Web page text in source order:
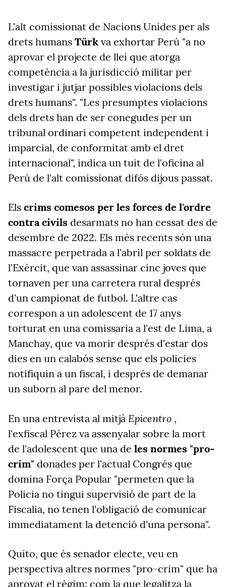
L'alt comissionat de Nacions Unides per als
drets humans Türk va exhortar Perú "a no
aprovar el projecte de llei que atorga
competència a la jurisdicció militar per
investigar i jutjar possibles violacions dels
drets humans". "Les presumptes violacions
dels drets han de ser conegudes per un
tribunal ordinari competent independent i
imparcial, de conformitat amb el dret
internacional", indica un tuit de l'oficina al
Perú de l'alt comissionat difós dijous passat.
Els crims comesos per les forces de l'ordre
contra civils desarmats no han cessat des de
desembre de 2022. Els més recents són una
massacre perpetrada a l'abril per soldats de
l'Exèrcit, que van assassinar cinc joves que
tornaven per una carretera rural després
d'un campionat de futbol. L'altre cas
correspon a un adolescent de 17 anys
torturat en una comissaria a l'est de Lima, a
Manchay, que va morir després d'estar dos
dies en un calabós sense que els policies
notifiquin a un fiscal, i després de demanar
un suborn al pare del menor.
En una entrevista al mitjà Epicentro ,
l'exfiscal Pérez va assenyalar sobre la mort
de l'adolescent que una de les normes "pro-
crim" donades per l'actual Congrés que
domina Força Popular "permeten que la
Policia no tingui supervisió de part de la
Fiscalia, no tenen l'obligació de comunicar
immediatament la detenció d'una persona".
Quito, que és senador electe, veu en
perspectiva altres normes "pro-crim" que ha
aprovat el règim: com la que legalitza la